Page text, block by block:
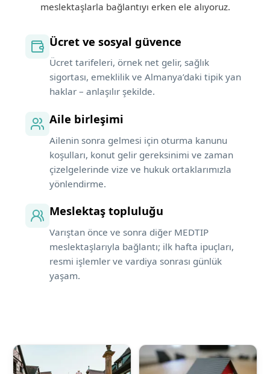
meslektaşlarla bağlantıyı erken ele alıyoruz.
Ücret ve sosyal güvence
Ücret tarifeleri, örnek net gelir, sağlık
sigortası, emeklilik ve Almanya’daki tipik yan
haklar – anlaşılır şekilde.
Aile birleşimi
Ailenin sonra gelmesi için oturma kanunu
koşulları, konut gelir gereksinimi ve zaman
çizelgelerinde vize ve hukuk ortaklarımızla
yönlendirme.
Meslektaş topluluğu
Varıştan önce ve sonra diğer MEDTIP
meslektaşlarıyla bağlantı; ilk hafta ipuçları,
resmi işlemler ve vardiya sonrası günlük
yaşam.